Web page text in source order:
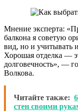
Мнение эксперта:
балкона я советую
вид, но и учитывать
Хорошая отделка —
долговечность», —
Волкова.
Читайте также:
стен своими